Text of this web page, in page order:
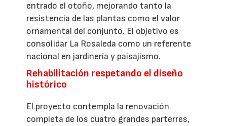
entrado el otoño, mejorando tanto la
resistencia de las plantas como el valor
ornamental del conjunto. El objetivo es
consolidar La Rosaleda como un referente
nacional en jardinería y paisajismo.
Rehabilitación respetando el diseño
histórico
El proyecto contempla la renovación
completa de los cuatro grandes parterres,